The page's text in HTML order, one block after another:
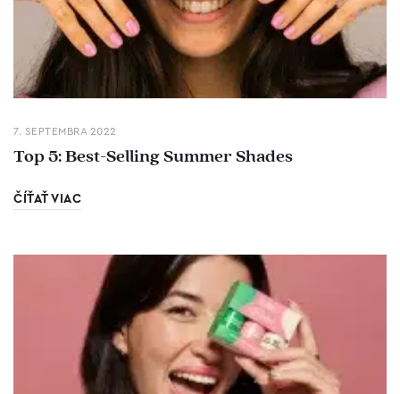
7. SEPTEMBRA 2022
Top 5: Best-Selling Summer Shades
ČÍŤAŤ VIAC